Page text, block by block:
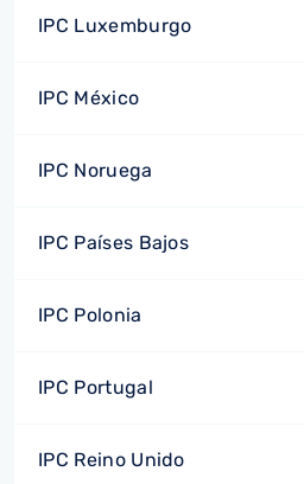
IPC Luxemburgo
IPC México
IPC Noruega
IPC Países Bajos
IPC Polonia
IPC Portugal
IPC Reino Unido